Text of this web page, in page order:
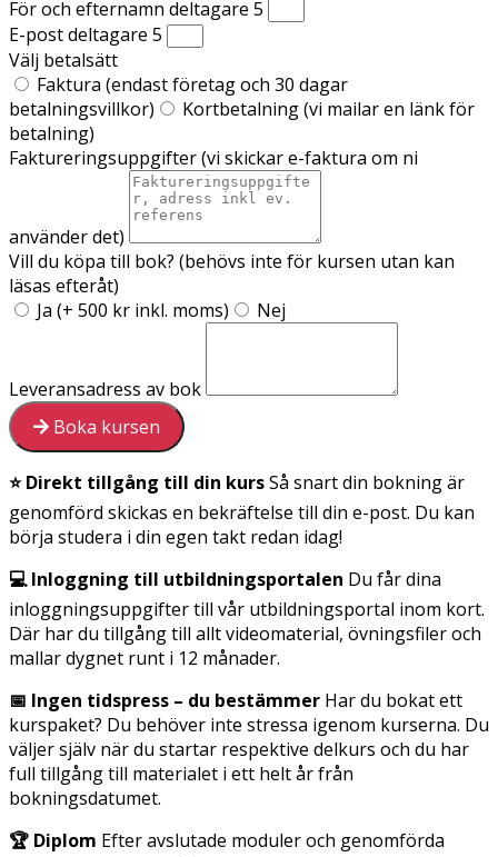
För och efternamn deltagare 5
E-post deltagare 5
Välj betalsätt
Faktura (endast företag och 30 dagar
betalningsvillkor)
Kortbetalning (vi mailar en länk för
betalning)
Faktureringsuppgifter (vi skickar e-faktura om ni
använder det)
Vill du köpa till bok? (behövs inte för kursen utan kan
läsas efteråt)
Ja (+ 500 kr inkl. moms)
Nej
Leveransadress av bok
Boka kursen
⭐ Direkt tillgång till din kursSå snart din bokning är
genomförd skickas en bekräftelse till din e-post. Du kan
börja studera i din egen takt redan idag!
💻 Inloggning till utbildningsportalen Du får dina
inloggningsuppgifter till vår utbildningsportal inom kort.
Där har du tillgång till allt videomaterial, övningsfiler och
mallar dygnet runt i 12 månader.
📅 Ingen tidspress – du bestämmer Har du bokat ett
kurspaket? Du behöver inte stressa igenom kurserna. Du
väljer själv när du startar respektive delkurs och du har
full tillgång till materialet i ett helt år från
bokningsdatumet.
🏆 Diplom Efter avslutade moduler och genomförda